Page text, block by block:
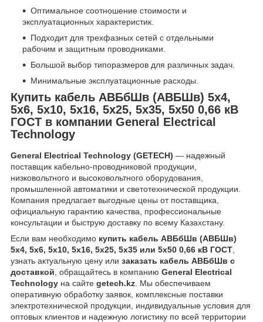
Оптимальное соотношение стоимости и
эксплуатационных характеристик.
Подходит для трехфазных сетей с отдельными
рабочим и защитным проводниками.
Большой выбор типоразмеров для различных задач.
Минимальные эксплуатационные расходы.
Купить кабель АВБбШв (АВБШв) 5х4,
5х6, 5х10, 5х16, 5х25, 5х35, 5х50 0,66 кВ
ГОСТ в компании General Electrical
Technology
General Electrical Technology (GETECH) — надежный
поставщик кабельно-проводниковой продукции,
низковольтного и высоковольтного оборудования,
промышленной автоматики и светотехнической продукции.
Компания предлагает выгодные цены от поставщика,
официальную гарантию качества, профессиональные
консультации и быструю доставку по всему Казахстану.
Если вам необходимо купить кабель АВБбШв (АВБШв)
5х4, 5х6, 5х10, 5х16, 5х25, 5х35 или 5х50 0,66 кВ ГОСТ
узнать актуальную цену или заказать кабель АВБбШв с
доставкой , обращайтесь в компанию General Electrical
Technology на сайте getech.kz . Мы обеспечиваем
оперативную обработку заявок, комплексные поставки
электротехнической продукции, индивидуальные условия для
оптовых клиентов и надежную логистику по всей территории